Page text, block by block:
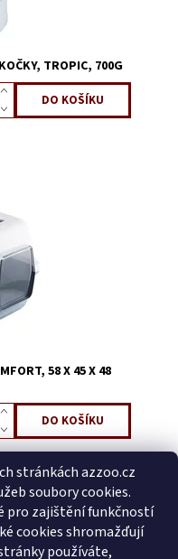
TROPIC, 700G
58 X 45 X 48
této položce.
této položce.
stránkách azzoo.cz
soubory cookies.
pro zajištění funkčností
cookies shromažďují
používáte,